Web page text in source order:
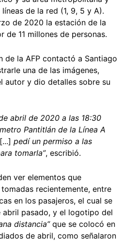
de la red (1, 9, 5 y A).
de 2020 la estación de la
de 11 millones de personas.
de la AFP contactó a Santiago
una de las imágenes,
autor y dio detalles sobre su
abril de 2020 a las 18:30
Pantitlán de la Línea A
[...] pedí un permiso a las
tomarla”, escribió.
ver elementos que
recientemente, entre
en los pasajeros, el cual se
abril pasado, y el logotipo del
distancia”que se colocó en
de abril, como señalaron